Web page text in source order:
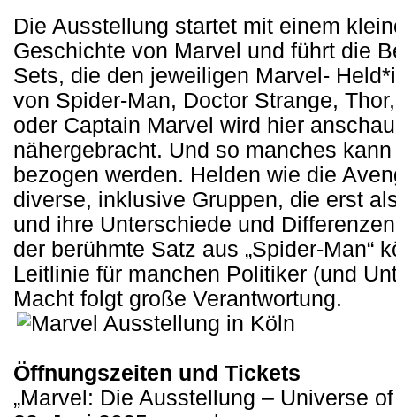
Die Ausstellung startet mit einem
Geschichte von Marvel und führt die
Sets, die den jeweiligen Marvel-
von Spider-Man, Doctor Strange,
oder Captain Marvel wird hier
nähergebracht. Und so manches
bezogen werden. Helden wie die
diverse, inklusive Gruppen, die erst
und ihre Unterschiede und
der berühmte Satz aus „Spider-Man“
Leitlinie für manchen Politiker (und
Macht folgt große Verantwortung.
Öffnungszeiten und Tickets
„Marvel: Die Ausstellung – Universe